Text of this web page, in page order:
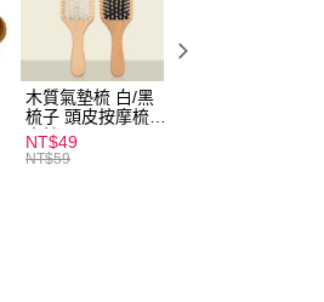
木質氣墊梳 白/黑
梳子 頭皮按摩梳
木梳
NT$49
NT$59